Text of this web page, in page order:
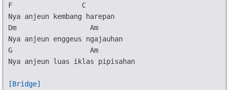
F
C
Dm
Am
G
Am
Nya anjeun luas iklas pipisahan
[Bridge]